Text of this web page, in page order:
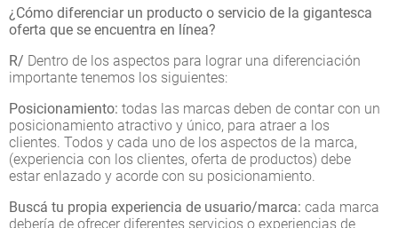
¿Cómo diferenciar un producto o servicio de la gigantesca
oferta que se encuentra en línea?
R/ Dentro de los aspectos para lograr una diferenciación
importante tenemos los siguientes:
Posicionamiento: todas las marcas deben de contar con un
posicionamiento atractivo y único, para atraer a los
clientes. Todos y cada uno de los aspectos de la marca,
(experiencia con los clientes, oferta de productos) debe
estar enlazado y acorde con su posicionamiento.
Buscá tu propia experiencia de usuario/marca: cada marca
debería de ofrecer diferentes servicios o experiencias de